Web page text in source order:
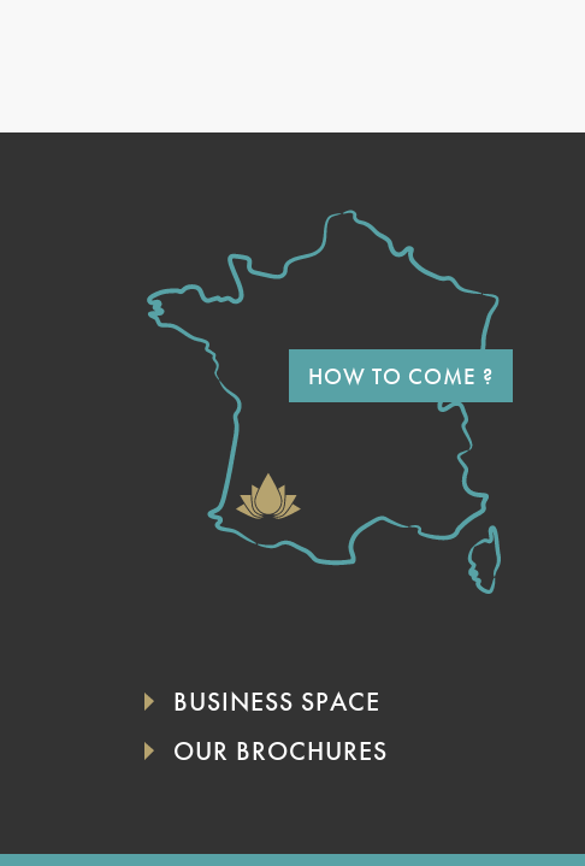
HOW TO COME ?
BUSINESS SPACE
OUR BROCHURES